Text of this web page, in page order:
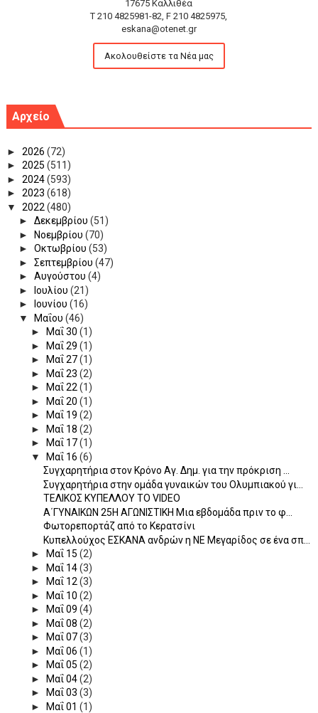
17675 Καλλιθέα
T 210 4825981-82, F 210 4825975,
eskana@otenet.gr
Ακολουθείστε τα Νέα μας
Αρχείο
► 2026 (72)
► 2025 (511)
► 2024(593)
► 2023 (618)
▼ 2022 (480)
► Δεκεμβρίου (51)
►
Νοεμβρίου (70)
► Οκτωβρίου (53)
► Σεπτεμβρίου (47)
► Αυγούστου (4)
►
Ιουλίου (21)
►
Ιουνίου (16)
▼
Μαΐου (46)
►
Μαΐ 30 (1)
►
Μαΐ 29 (1)
►
Μαΐ 27(1)
►
Μαΐ 23 (2)
►
Μαΐ 22(1)
►
Μαΐ 20 (1)
►
Μαΐ 19 (2)
►
Μαΐ 18 (2)
►
Μαΐ 17(1)
▼
Μαΐ 16 (6)
Συγχαρητήρια στον Κρόνο Αγ. Δημ. για την πρόκριση ...
Συγχαρητήρια στην ομάδα γυναικών του Ολυμπιακού γι...
ΤΕΛΙΚΟΣ ΚΥΠΕΛΛΟΥ ΤΟ VIDEO
Α΄ΓΥΝΑΙΚΩΝ 25Η ΑΓΩΝΙΣΤΙΚΗ Μια εβδομάδα πριν το φ...
Φωτορεπορτάζ από το Κερατσίνι
Κυπελλούχος ΕΣΚΑΝΑ ανδρών η ΝΕ Μεγαρίδος σε ένα σπ...
►
Μαΐ 15 (2)
►
Μαΐ 14(3)
►
Μαΐ 12(3)
►
Μαΐ 10 (2)
►
Μαΐ 09 (4)
►
Μαΐ 08 (2)
►
Μαΐ 07(3)
►
Μαΐ 06 (1)
►
Μαΐ 05 (2)
►
Μαΐ 04(2)
►
Μαΐ 03 (3)
►
Μαΐ 01 (1)